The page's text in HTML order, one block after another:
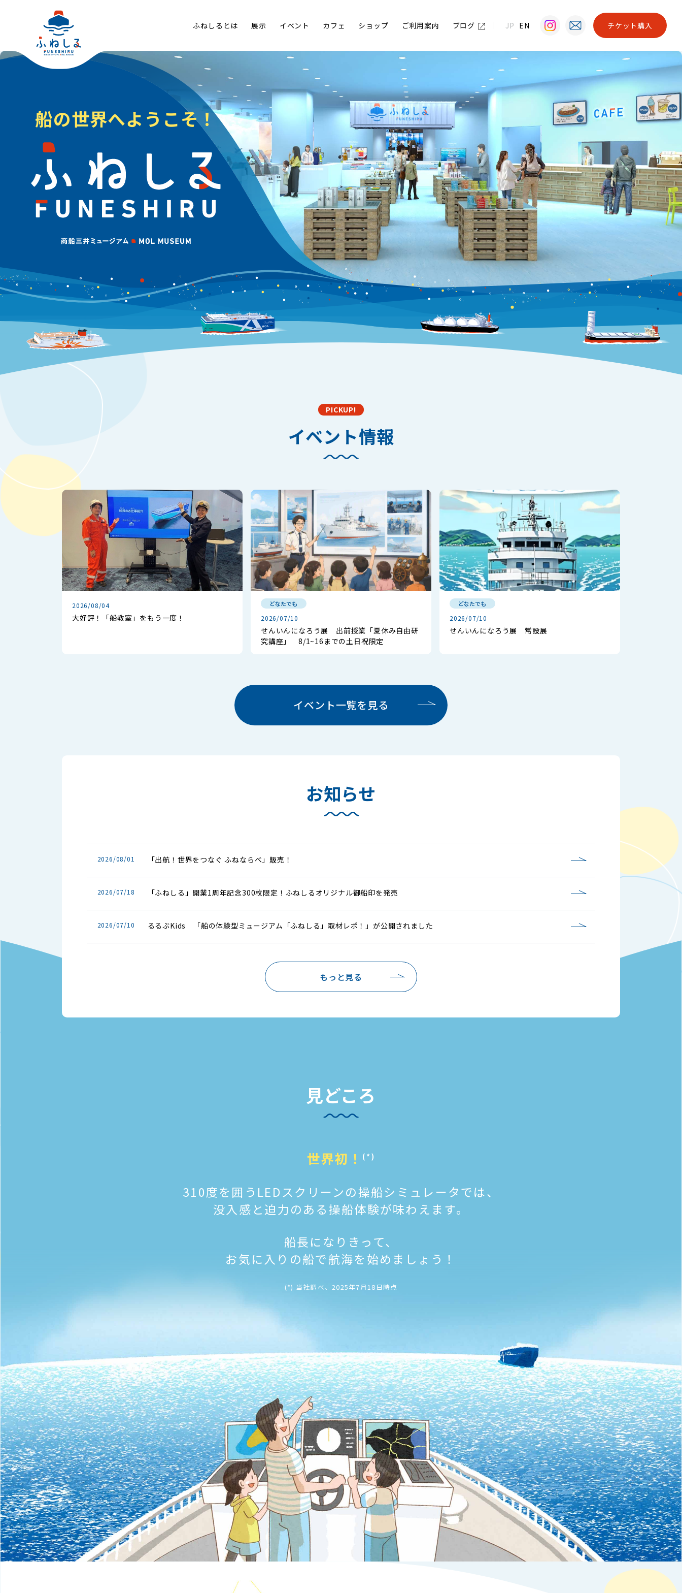
チケット購入
ふねしるとは 展示 イベント カフェ ショップ ご利用案内 ブログ JP EN
船の世界へよ う こそ！
PICKUP!
イベント情報
2026/08/04
大好評！「船教室」をもう一度！
どなたでも
2026/07/10
せんいんになろう展 出前授業「夏休み自由研
究講座」 8/1~16までの土日祝限定
どなたでも
2026/07/10
せんいんになろう展 常設展
イベント一覧を見る
お知らせ
2026/08/01 「出航！世界をつなぐ ふねならべ」販売！
2026/07/18 「ふねしる」開業1周年記念300枚限定！ふねしるオリジナル御船印を発売
2026/07/10 るるぶKids 「船の体験型ミュージアム「ふねしる」取材レポ！」が公開されました
もっと見る
見どころ
世界初！ (*)
310度を囲うLEDスクリーンの操船シミュレータでは、
没入感と迫力のある操船体験が味わえます。
船長になりきって、
お気に入りの船で航海を始めましょう！
(*) 当社調べ、2025年7月18日時点